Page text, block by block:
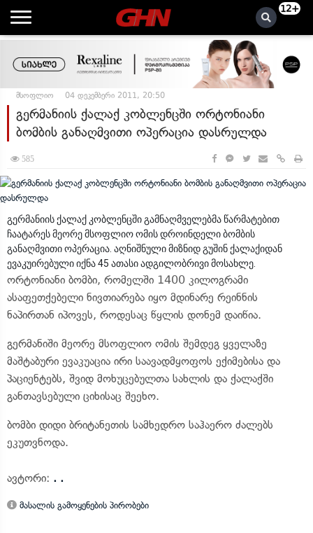
12+
მსოფლიო 04 დეკემბერი 2011, 20:50
გერმანიის ქალაქ კობლენცში ორტონიანი
ბომბის განაღმვითი ოპერაცია დასრულდა
585
გერმანიის ქალაქ კობლენცში გამნაღმველებმა წარმატებით
ჩაატარეს მეორე მსოფლიო ომის დროინდელი ბომბის
განაღმვითი ოპერაცია. აღნიშნული მიზნიდ გუშინ ქალაქიდან
ევაკუირებული იქნა 45 ათასი ადგილობრივი მოსახლე.
ორტონიანი ბომბი, რომელში 1400 კილოგრამი
ასაფეთქებელი ნივთიარება იყო მდინარე რეინნის
ნაპირთან იპოვეს, როდესაც წყლის დონემ დაიწია.
გერმანიში მეორე მსოფლიო ომის შემდეგ ყველაზე
მაშტაბური ევაკუაცია ირი საავადმყოფოს ექიმებისა და
პაციენტებს, შვიდ მოხუცებულთა სახლის და ქალაქში
განთავსებული ციხისაც შეეხო.
ბომბი დიდი ბრიტანეთის სამხედრო საჰაერო ძალებს
ეკუთვნოდა.
ავტორი: . .
მასალის გამოყენების პირობები